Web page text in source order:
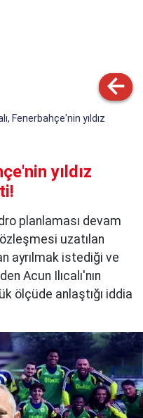
Fenerbahçe'nin yıldız
yıldız
planlaması devam
uzatılan
ayrılmak istediği ve
Acun Ilıcalı'nın
ölçüde anlaştığı iddia